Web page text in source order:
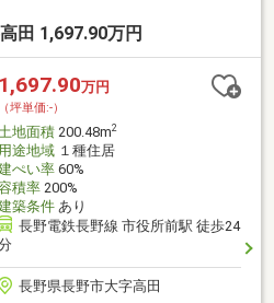
合わせください♪
田 1,697.90万円
1,697.90万円
（坪単価:-）
地面積200.48m2
用途地域１種住居
ぺい率60%
積率200%
築条件あり
長野電鉄長野線 市役所前駅 徒歩24
長野県長野市大字高田